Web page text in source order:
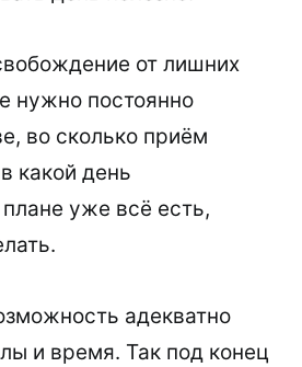
от лишних
нужно постоянно
во сколько приём
какой день
уже всё есть,
адекватно
и время. Так под конец